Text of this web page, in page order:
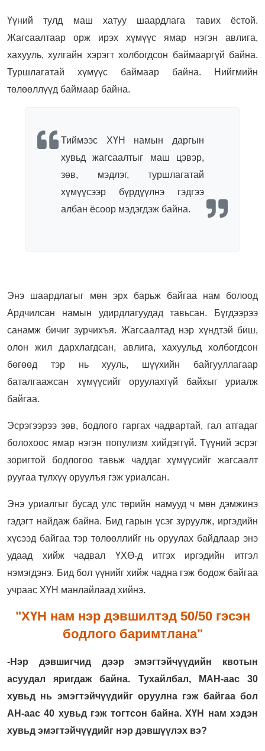
Үүний тулд маш хатуу шаардлага тавих ёстой.
Жагсаалтаар орж ирэх хүмүүс ямар нэгэн авлига,
хахууль, хулгайн хэрэгт холбогдсон баймааргүй байна.
Туршлагатай хүмүүс баймаар байна. Нийгмийн
төлөөллүүд баймаар байна.
Тиймээс ХҮН намын даргын
хувьд жагсаалтыг маш цэвэр,
зөв, мэдлэг, туршлагатай
хүмүүсээр бүрдүүлнэ гэдгээ
албан ёсоор мэдэгдэж байна.
Энэ шаардлагыг мөн эрх барьж байгаа нам болоод
Ардчилсан намын удирдлагуудад тавьсан. Бүгдээрээ
санамж бичиг зурчихъя. Жагсаалтад нэр хүндтэй биш,
олон жил дархлагдсан, авлига, хахуульд холбогдсон
бөгөөд тэр нь хууль, шүүхийн байгууллагаар
баталгаажсан хүмүүсийг оруулахгүй байхыг уриалж
байгаа.
Эсрэгээрээ зөв, бодлого гаргах чадвартай, гал атгадаг
болохоос ямар нэгэн популизм хийдэггүй. Түүний эсрэг
зоригтой бодлогоо тавьж чаддаг хүмүүсийг жагсаалт
руугаа түлхүү оруулъя гэж уриалсан.
Энэ уриалгыг бусад улс төрийн намууд ч мөн дэмжинэ
гэдэгт найдаж байна. Бид гарын үсэг зуруулж, иргэдийн
хүсээд байгаа тэр төлөөллийг нь оруулах байдлаар энэ
удаад хийж чадвал ҮХӨ-д итгэх иргэдийн итгэл
нэмэгдэнэ. Бид бол үүнийг хийж чадна гэж бодож байгаа
учраас ХҮН манлайлаад хийнэ.
"ХҮН нам нэр дэвшилтэд 50/50 гэсэн
бодлого баримтлана"
-Нэр дэвшигчид дээр эмэгтэйчүүдийн квотын
асуудал яригдаж байна. Тухайлбал, МАН-аас 30
хувьд нь эмэгтэйчүүдийг оруулна гэж байгаа бол
АН-аас 40 хувьд гэж тогтсон байна. ХҮН нам хэдэн
хувьд эмэгтэйчүүдийг нэр дэвшүүлэх вэ?